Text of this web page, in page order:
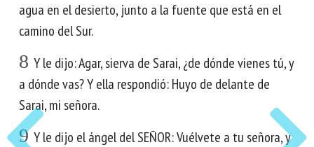
agua en el desierto, junto a la fuente que está en el
camino del Sur.
8 Y le dijo: Agar, sierva de Sarai, ¿de dónde vienes tú, y
a dónde vas? Y ella respondió: Huyo de delante de
Sarai, mi señora.
9 Y le dijo el ángel del SEÑOR: Vuélvete a tu señora, y